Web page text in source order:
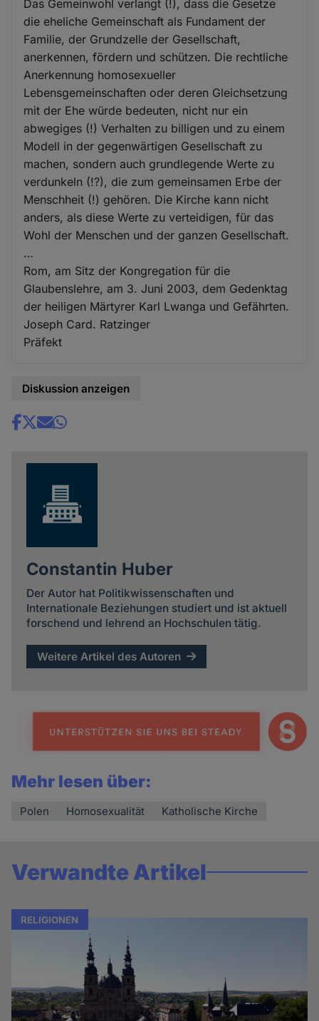
Das Gemeinwohl verlangt (!), dass die Gesetze
die eheliche Gemeinschaft als Fundament der
Familie, der Grundzelle der Gesellschaft,
anerkennen, fördern und schützen. Die rechtliche
Anerkennung homosexueller
Lebensgemeinschaften oder deren Gleichsetzung
mit der Ehe würde bedeuten, nicht nur ein
abwegiges (!) Verhalten zu billigen und zu einem
Modell in der gegenwärtigen Gesellschaft zu
machen, sondern auch grundlegende Werte zu
verdunkeln (!?), die zum gemeinsamen Erbe der
Menschheit (!) gehören. Die Kirche kann nicht
anders, als diese Werte zu verteidigen, für das
Wohl der Menschen und der ganzen Gesellschaft.
…
Rom, am Sitz der Kongregation für die
Glaubenslehre, am 3. Juni 2003, dem Gedenktag
der heiligen Märtyrer Karl Lwanga und Gefährten.
Joseph Card. Ratzinger
Präfekt
Diskussion anzeigen
Share
Constantin Huber
Der Autor hat Politikwissenschaften und
Internationale Beziehungen studiert und ist aktuell
forschend und lehrend an Hochschulen tätig.
Weitere Artikel des Autoren
Mehr lesen über:
Polen Homosexualität Katholische Kirche
Verwandte Artikel
RELIGIONEN